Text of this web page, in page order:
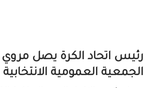
رئيس اتحاد الكرة يصل
الجمعية العمومية الانتخابية